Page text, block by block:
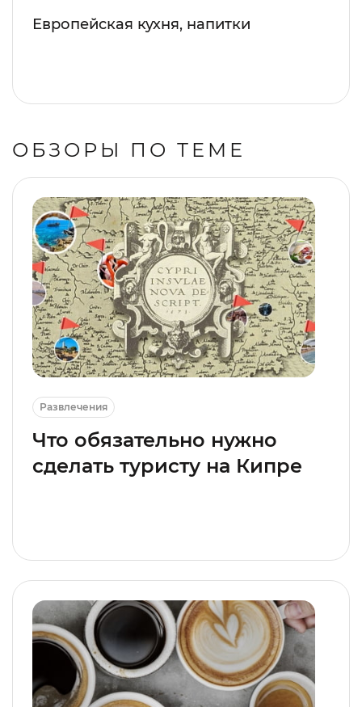
Европейская кухня, напитки
ОБЗОРЫ ПО ТЕМЕ
Развлечения
Что обязательно нужно
сделать туристу на Кипре